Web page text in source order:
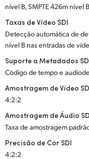
nível B, SMPTE 426m nivel
Taxas de Vídeo SDI
Detecção automática de
nível B nas entradas de
Suporte a Metadados
Código de tempo e
Amostragem de Vídeo
4:2:2
Amostragem de Áudio
Taxa de amostragem
Precisão de Cor SDI
4:2:2